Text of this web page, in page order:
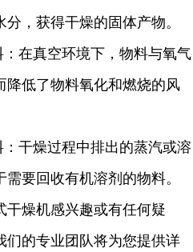
，获得干燥的固体产物。
在真空环境下，物料与氧气
降低了物料氧化和燃烧的风
干燥过程中排出的蒸汽或溶
要回收有机溶剂的物料。
干燥机感兴趣或有任何疑
们的专业团队将为您提供详